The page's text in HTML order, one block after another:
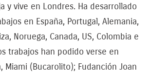
y vive en Londres. Ha desarrollado
en España, Portugal, Alemania,
Noruega, Canada, US, Colombia e
trabajos han podido verse en
Miami (Bucarolito); Fudanción Joan